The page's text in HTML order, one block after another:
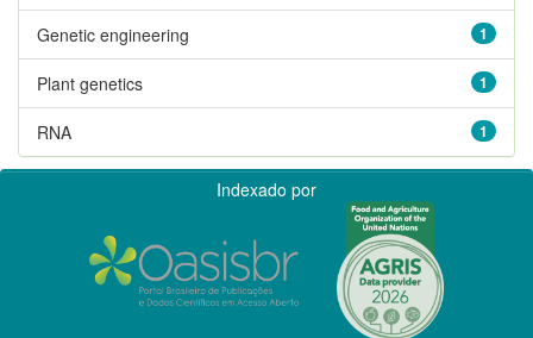
1
Genetic engineering
1
Plant genetics
1
RNA
Indexado por